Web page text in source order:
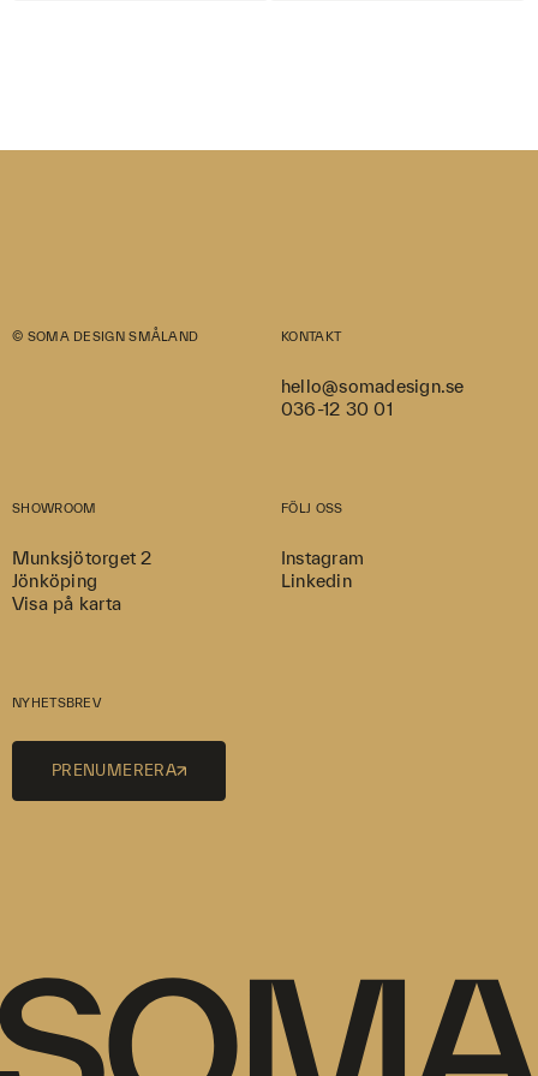
© SOMA DESIGN SMÅLAND KONTAKT
hello@somadesign.se
036-12 30 01
SHOWROOM
Munksjötorget 2
Jönköping
Visa på karta
FÖLJ OSS
Instagram
Linkedin
NYHETSBREV
PRENUMERERA